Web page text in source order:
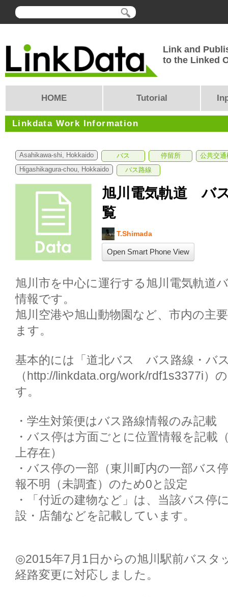
Link and
to the Linked
HOME Tutorial
Linkdata Work Information
Asahikawa-shi, Hokkaido バス 停留所
公共交通
Higashikagura-chou, Hokkaido
バス路線
旭川電気軌道 バ
覧
T.Shimada
Open Smart Phone View
旭川市を中心に運行する旭川電気軌道
情報です。
旭川空港や旭山動物園など、市内の主
ます。
基本的には「道北バス　バス路線・バ
（http://linkdata.org/work/rdf1s3377i）
す。
・学生対策便はバス路線情報のみ記載
・バス停は方面ごとに位置情報を記載
上存在）
・バス停の一部（東川町内の一部バス
報不明（未調査）のため0と設定
・「付近の建物など」は、当該バス停
設・店舗などを記載しています。
◎2015年7月1日からの旭川駅前バスタ
経路変更に対応しました。